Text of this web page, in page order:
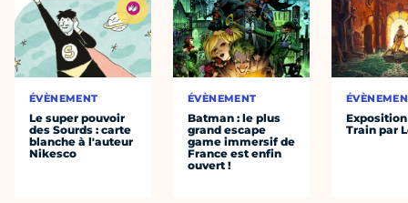
ÉVÈNEMENT
Le super pouvoir
des Sourds : carte
blanche à l'auteur
Nikesco
ÉVÈNEMENT
Batman : le plus
grand escape
game immersif de
France est enfin
ouvert !
Exposition
Train par